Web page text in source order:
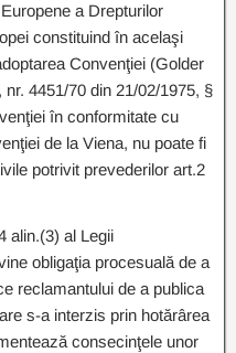
a Drepturilor
constituind în acelaşi
Convenţiei (Golder
4451/70 din 21/02/1975, §
în conformitate cu
de la Viena, nu poate fi
potrivit prevederilor art.2
alin.(3) al Legii
obligaţia procesuală de a
reclamantului de a publica
s-a interzis prin hotărârea
consecinţele unor